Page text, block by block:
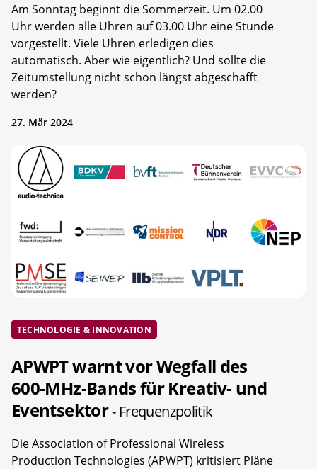
Am Sonntag beginnt die Sommerzeit. Um 02.00
Uhr werden alle Uhren auf 03.00 Uhr eine Stunde
vorgestellt. Viele Uhren erledigen dies
automatisch. Aber wie eigentlich? Und sollte die
Zeitumstellung nicht schon längst abgeschafft
werden?
27. Mär 2024
TECHNOLOGIE & INNOVATION
APWPT warnt vor Wegfall des
600-MHz-Bands für Kreativ- und
Eventsektor- Frequenzpolitik
Die Association of Professional Wireless
Production Technologies (APWPT) kritisiert Pläne